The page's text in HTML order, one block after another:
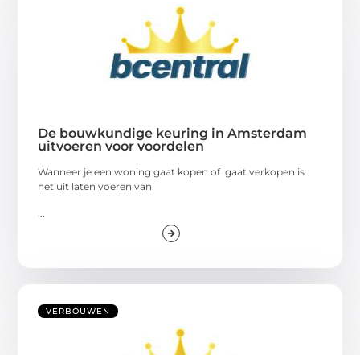
De bouwkundige keuring in Amsterdam
uitvoeren voor voordelen
Wanneer je een woning gaat kopen of gaat verkopen is
het uit laten voeren van
VERBOUWEN